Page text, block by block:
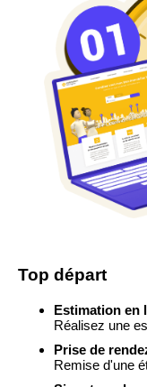
Top départ
Estimation en
Réalisez une
Prise de
Remise d'une